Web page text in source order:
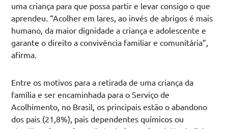
uma criança para que possa partir e levar consigo o que
aprendeu. “Acolher em lares, ao invés de abrigos é mais
humano, da maior dignidade a criança e adolescente e
garante o direito a convivência familiar e comunitária”,
afirma.
Entre os motivos para a retirada de uma criança da
família e ser encaminhada para o Serviço de
Acolhimento, no Brasil, os principais estão o abandono
dos pais (21,8%), pais dependentes químicos ou